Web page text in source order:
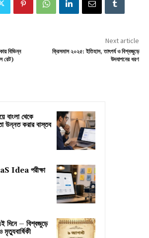
বিভিন্ন
রেট)
Next article
ক্রিসমাস ২০২৫: ইতিহাস, তাৎপর্য ও বিশ্বজুড়ে
উদযাপনের ধরণ
থেকে
উন্নত করার বাস্তব
Idea পরীক্ষা
দিনে – বিশ্বজুড়ে